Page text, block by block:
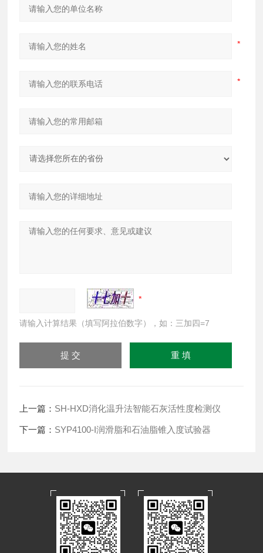
请输入计算结果（填写阿拉伯数字），如：三加四=7
上一篇： SH-HXD消化温升法智能石灰活性度检测仪
下一篇： SYP4100-I润滑脂和石油脂锥入度试验器